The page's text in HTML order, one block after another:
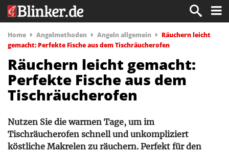
Home Angelmethoden Angeln allgemein
Räuchern leicht
gemacht: Perfekte Fische aus dem Tischräucherofen
Räuchern leicht gemacht:
Perfekte Fische aus dem
Tischräucherofen
Nutzen Sie die warmen Tage, um im
Tischräucherofen schnell und unkompliziert
köstliche Makrelen zu räuchern. Perfekt für den